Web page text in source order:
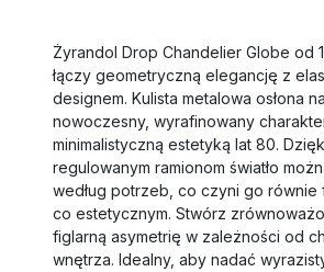
Żyrandol Drop Chandelier Globe od
łączy geometryczną elegancję z
designem. Kulista metalowa osłona
nowoczesny, wyrafinowany
minimalistyczną estetyką lat 80.
regulowanym ramionom światło
według potrzeb, co czyni go równie
co estetycznym. Stwórz
figlarną asymetrię w zależności od
wnętrza. Idealny, aby nadać